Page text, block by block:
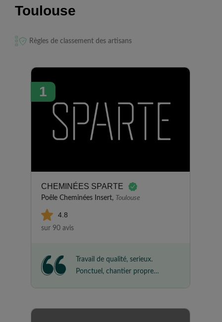
Toulouse
Règles de classement des artisans
1
CHEMINÉES SPARTE
Poêle Cheminées Insert, Toulouse
4.8
sur 90 avis
Travail de qualité, serieux.
Ponctuel, chantier propre
trés correct.